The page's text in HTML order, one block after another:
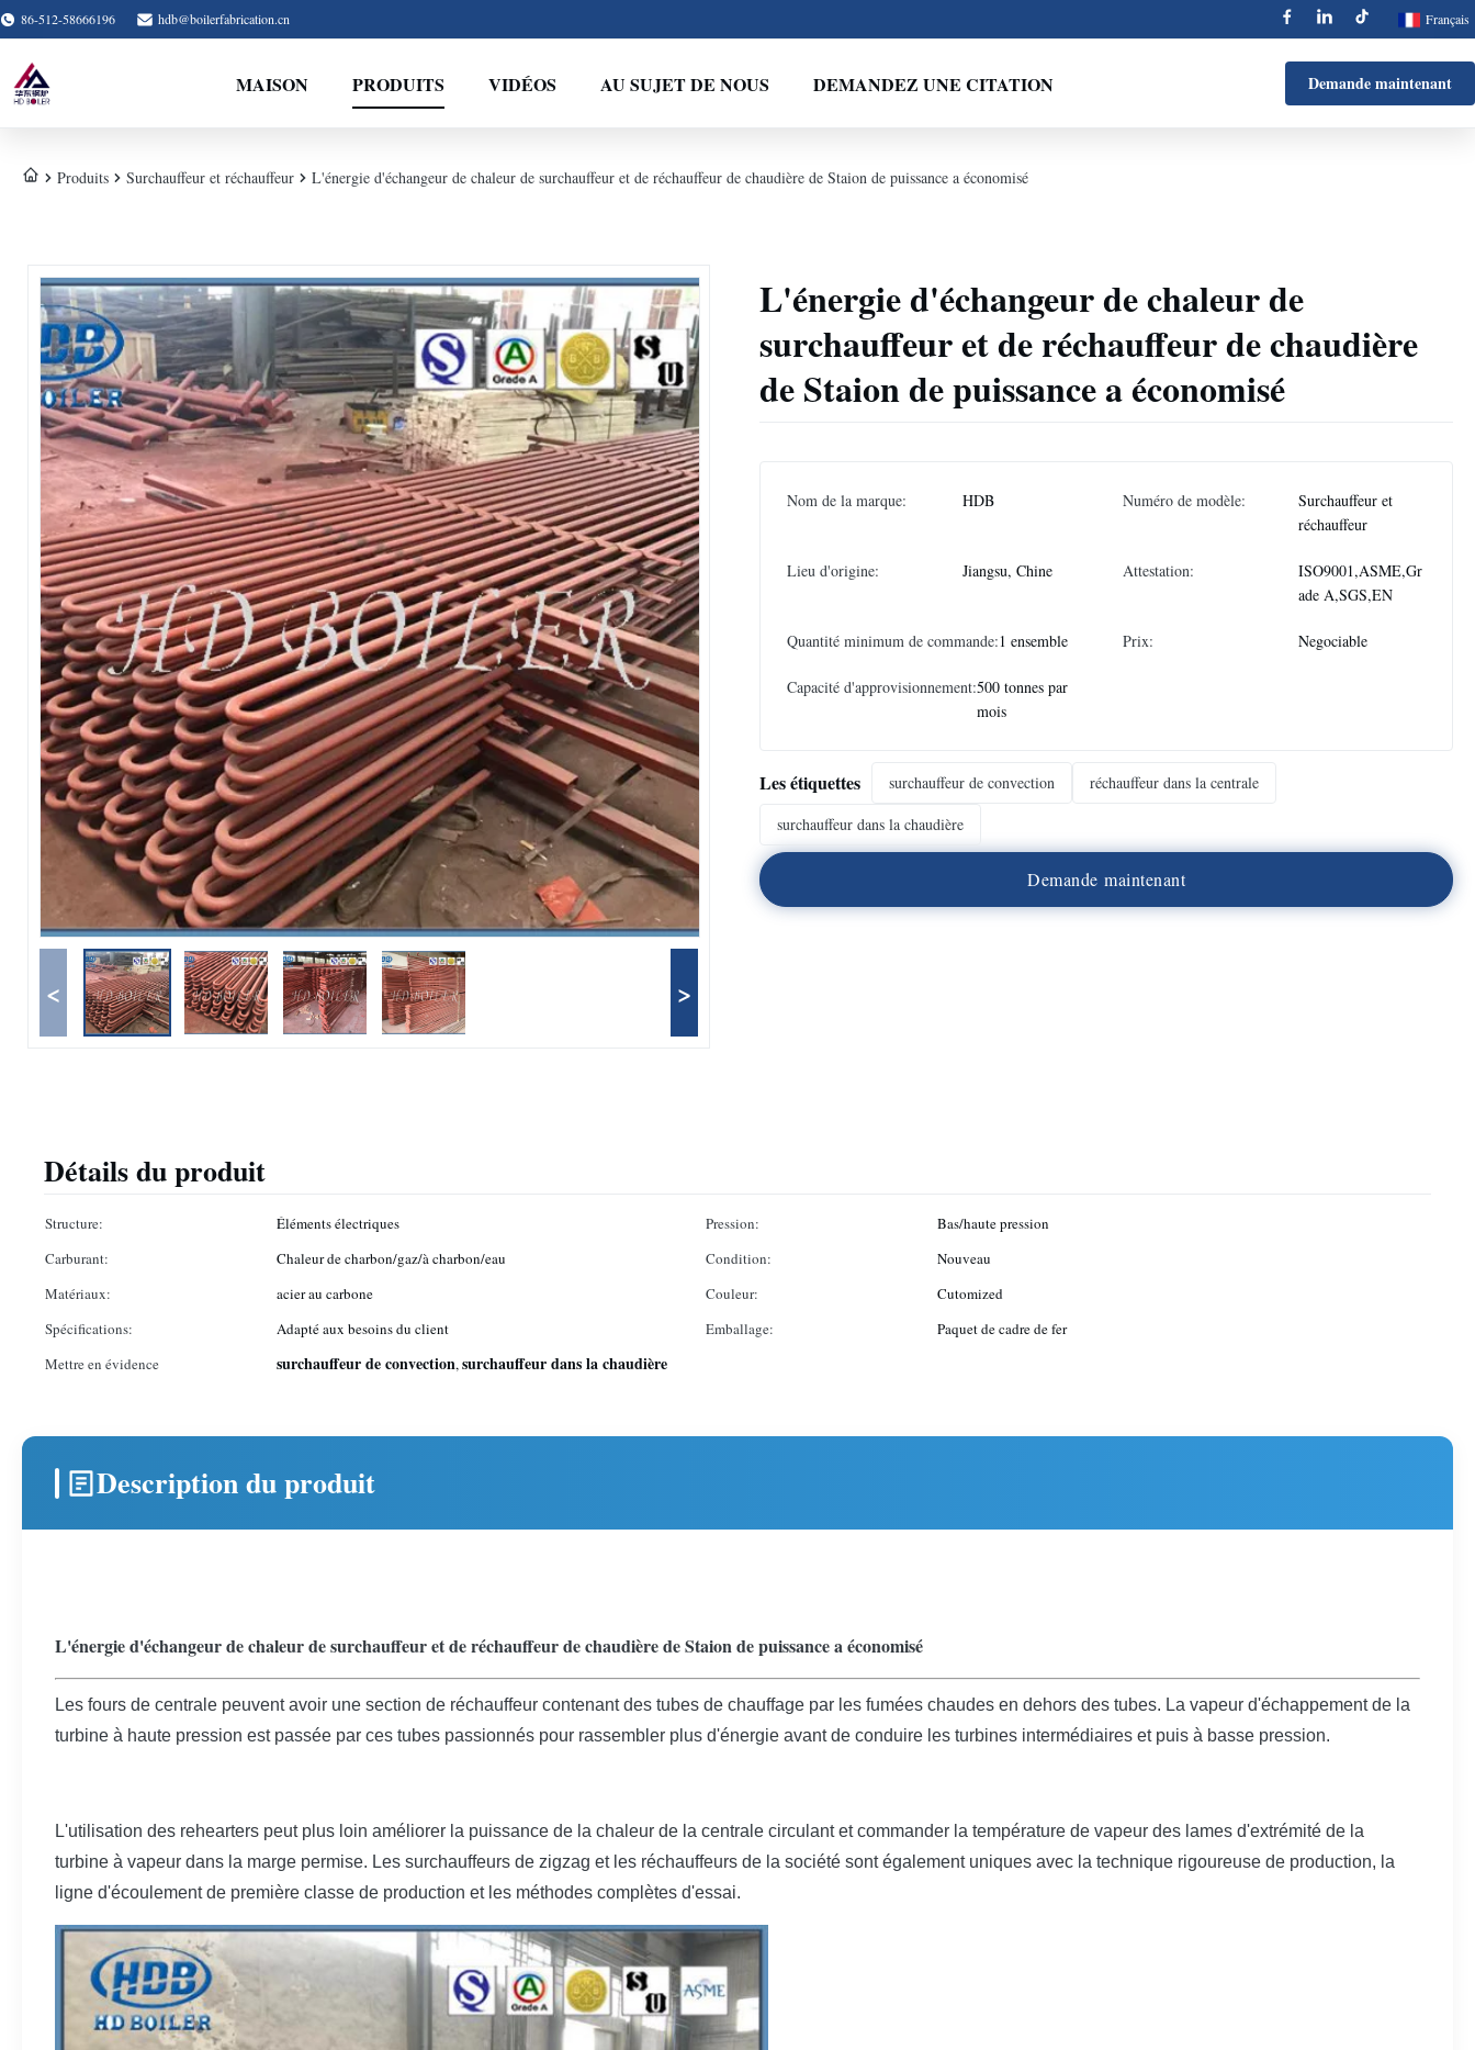
86-512-58666196 hdb@boilerfabrication.cn Français
MAISON PRODUITS VIDÉOS AU SUJET DE NOUS DEMANDEZ UNE CITATION Demande maintenant
Produits Surchauffeur et réchauffeur L'énergie d'échangeur de chaleur de surchauffeur et de réchauffeur de chaudière de Staion de puissance a économisé
< >
L'énergie d'échangeur de chaleur de
surchauffeur et de réchauffeur de chaudière
de Staion de puissance a économisé
Nom de la marque: HDB Numéro de modèle:
Surchauffeur et
réchauffeur
Lieu d'origine: Jiangsu, Chine Attestation:
ISO9001,ASME,Gr
ade A,SGS,EN
Quantité minimum de commande:1 ensemble Prix: Negociable
Capacité d'approvisionnement:500 tonnes par
mois
Les étiquettes surchauffeur de convection
réchauffeur dans la centrale
surchauffeur dans la chaudière
Demande maintenant
Détails du produit
Structure: Éléments électriques Pression:
Bas/haute pression
Carburant:
Chaleur de charbon/gaz/à charbon/eau Condition:
Nouveau
Matériaux:
acier au carbone Couleur:
Cutomized
Spécifications:
Adapté aux besoins du client Emballage:
Paquet de cadre de fer
Mettre en évidence
surchauffeur de convection,surchauffeur dans la chaudière
Description du produit
L'énergie d'échangeur de chaleur de surchauffeur et de réchauffeur de chaudière de Staion de puissance a économisé
Les fours de centrale peuvent avoir une section de réchauffeur contenant des tubes de chauffage par les fumées chaudes en dehors des tubes. La vapeur d'échappement de la
turbine à haute pression est passée par ces tubes passionnés pour rassembler plus d'énergie avant de conduire les turbines intermédiaires et puis à basse pression.
L'utilisation des rehearters peut plus loin améliorer la puissance de la chaleur de la centrale circulant et commander la température de vapeur des lames d'extrémité de la
turbine à vapeur dans la marge permise. Les surchauffeurs de zigzag et les réchauffeurs de la société sont également uniques avec la technique rigoureuse de production, la
ligne d'écoulement de première classe de production et les méthodes complètes d'essai.